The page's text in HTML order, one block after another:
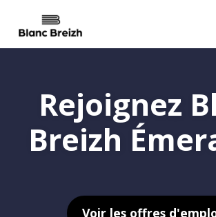
Rejoignez
Breizh
Voir les offres